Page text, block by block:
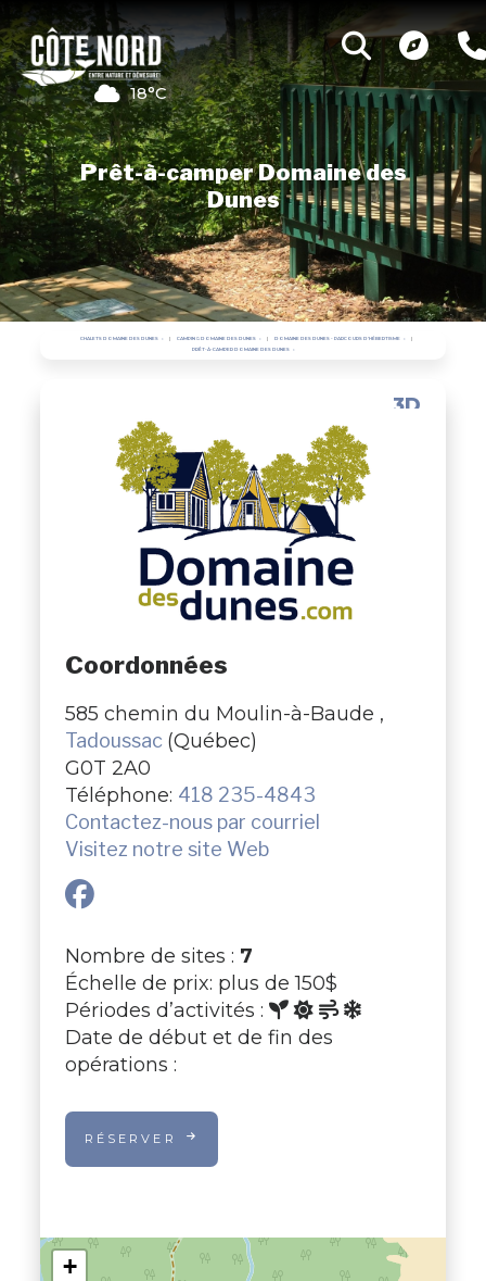
18°C
Prêt-à-camper Domaine des
Dunes
CHALETS DOMAINE DES DUNES CAMPING DOMAINE DES DUNES DOMAINE DES DUNES - PARCOURS D'HÉBERTISME
PRÊT-À-CAMPER DOMAINE DES DUNES
3D
Coordonnées
585 chemin du Moulin-à-Baude ,
Tadoussac (Québec)
G0T 2A0
Téléphone: 418 235-4843
Contactez-nous par courriel
Visitez notre site Web
Nombre de sites : 7
Échelle de prix: plus de 150$
Périodes d’activités :
Date de début et de fin des
opérations :
RÉSERVER
+